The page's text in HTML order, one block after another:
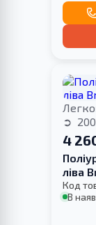
4
ліва
Код
В